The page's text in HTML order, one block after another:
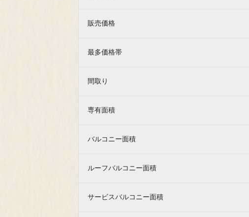
人生をデザインしよう、
販売価格
最多価格帯
間取り
専有面積
バルコニー面積
ルーフバルコニー面積
サービスバルコニー面積